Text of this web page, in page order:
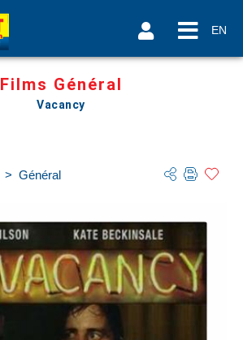
EN
Films Général
Vacancy
> Général